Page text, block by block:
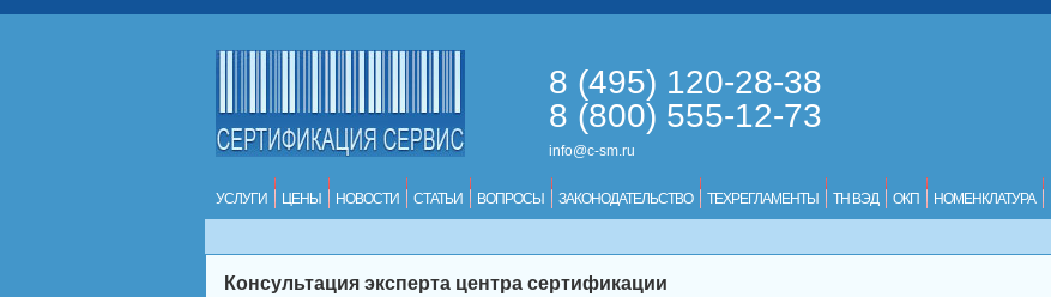
8 (495) 120-28-38
8 (800) 555-12-73
info@c-sm.ru
УСЛУГИ ЦЕНЫ НОВОСТИ СТАТЬИ ВОПРОСЫ ЗАКОНОДАТЕЛЬСТВО ТЕХРЕГЛАМЕНТЫ ТН ВЭД ОКП НОМЕНКЛАТУРА
Консультация эксперта центра сертификации